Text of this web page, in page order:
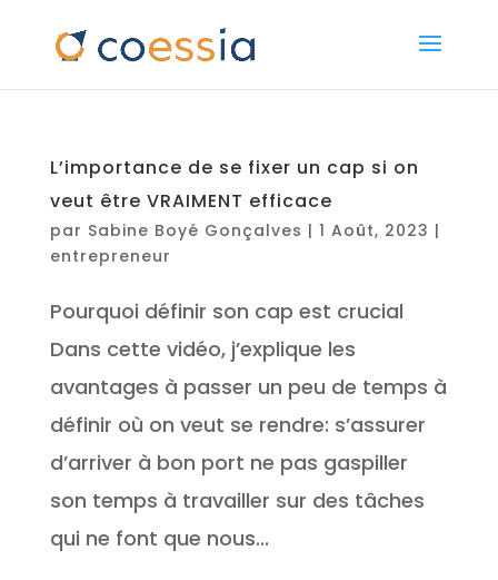
L’importance de se fixer un cap si on
veut être VRAIMENT efficace
par Sabine Boyé Gonçalves | 1 Août, 2023 |
entrepreneur
Pourquoi définir son cap est crucial
Dans cette vidéo, j’explique les
avantages à passer un peu de temps à
définir où on veut se rendre: s’assurer
d’arriver à bon port ne pas gaspiller
son temps à travailler sur des tâches
qui ne font que nous...